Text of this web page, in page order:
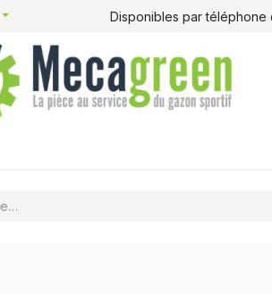
Disponibles par téléphone